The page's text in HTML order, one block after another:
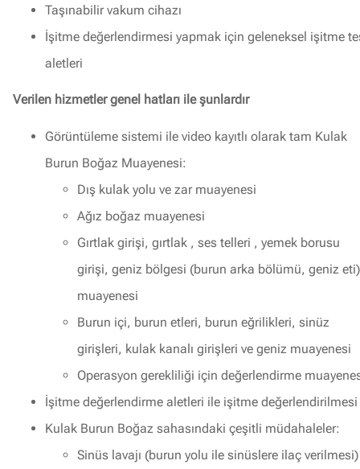
Taşınabilir vakum cihazı
İşitme değerlendirmesi yapmak için geleneksel işitme
aletleri
Verilen hizmetler genel hatları ile şunlardır
Görüntüleme sistemi ile video kayıtlı olarak tam Kulak
Burun Boğaz Muayenesi:
Dış kulak yolu ve zar muayenesi
Ağız boğaz muayenesi
Gırtlak girişi, gırtlak , ses telleri , yemek borusu
girişi, geniz bölgesi (burun arka bölümü, geniz eti)
muayenesi
Burun içi, burun etleri, burun eğrilikleri, sinüz
girişleri, kulak kanalı girişleri ve geniz muayenesi
Operasyon gerekliliği için değerlendirme
İşitme değerlendirme aletleri ile işitme değerlendirilmesi
Kulak Burun Boğaz sahasındaki çeşitli müdahaleler:
Sinüs lavajı (burun yolu ile sinüslere ilaç verilmesi)